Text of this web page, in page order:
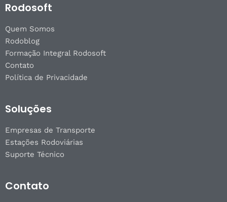
Rodosoft
Quem Somos
Rodoblog
Formação Integral Rodosoft
Contato
Política de Privacidade
Soluções
Empresas de Transporte
Estações Rodoviárias
Suporte Técnico
Contato